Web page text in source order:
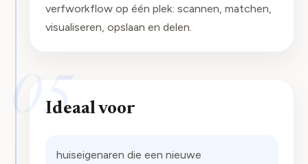
verfworkflow op één plek: scannen, matchen,
visualiseren, opslaan en delen.
05
Ideaal voor
huiseigenaren die een nieuwe